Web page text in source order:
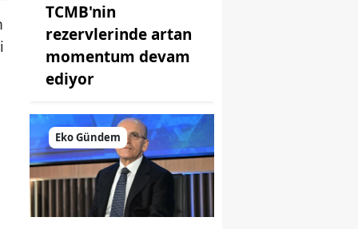
TCMB'nin
rezervlerinde artan
momentum devam
ediyor
Eko Gündem